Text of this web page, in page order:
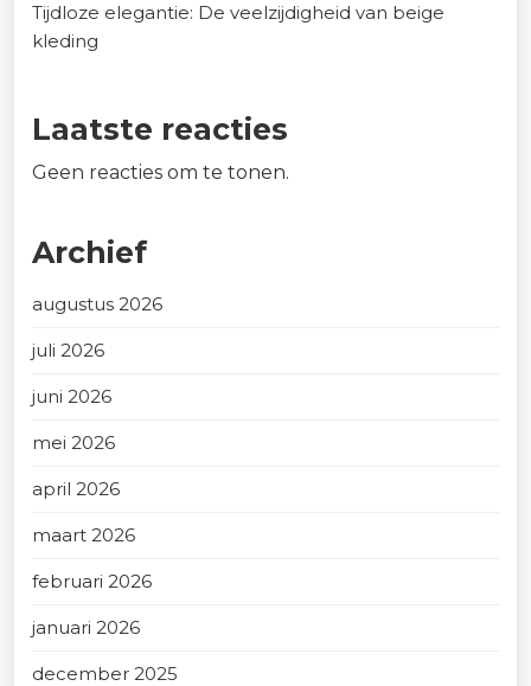
Tijdloze elegantie: De veelzijdigheid van beige
kleding
Laatste reacties
Geen reacties om te tonen.
Archief
augustus 2026
juli 2026
juni 2026
mei 2026
april 2026
maart 2026
februari 2026
januari 2026
december 2025